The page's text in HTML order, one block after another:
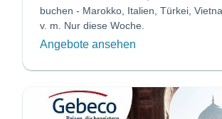
buchen - Marokko, Italien, Türkei,
v. m. Nur diese Woche.
Angebote ansehen